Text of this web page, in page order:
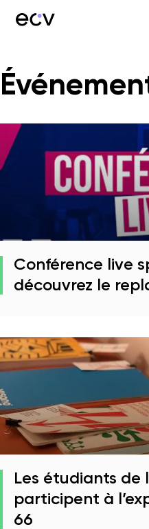
Conférence live
découvrez le
Les étudiants de
participent à
66